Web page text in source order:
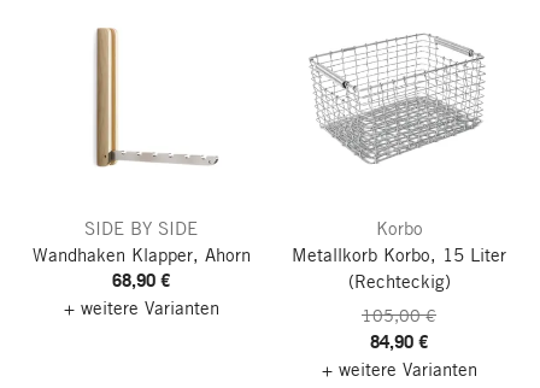
SIDE BY SIDE
Wandhaken Klapper, Ahorn
68,90 €
+ weitere Varianten
Korbo
Metallkorb Korbo, 15 Liter
(Rechteckig)
105,00 €
84,90 €
+ weitere Varianten